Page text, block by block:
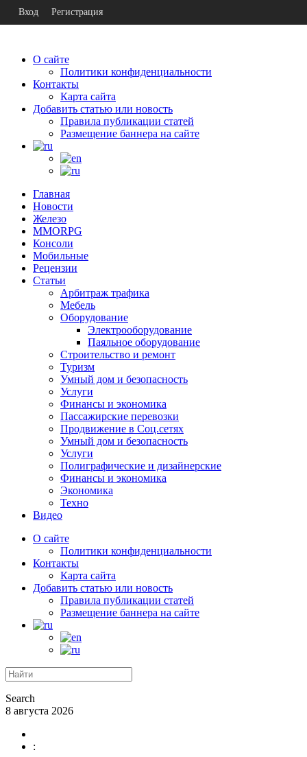
О сайте
Политики конфиденциальности
Контакты
Карта сайта
Добавить статью или новость
Правила публикации статей
Размещение баннера на сайте
Главная
Новости
Железо
MMORPG
Консоли
Мобильные
Рецензии
Статьи
Арбитраж трафика
Мебель
Оборудование
Электрооборудование
Паяльное оборудование
Строительство и ремонт
Туризм
Умный дом и безопасность
Услуги
Финансы и экономика
Пассажирские перевозки
Продвижение в Соц.сетях
Умный дом и безопасность
Услуги
Полиграфические и дизайнерские
Финансы и экономика
Экономика
Техно
Видео
О сайте
Политики конфиденциальности
Контакты
Карта сайта
Добавить статью или новость
Правила публикации статей
Размещение баннера на сайте
Search
8 августа 2026
:
Вход Регистрация